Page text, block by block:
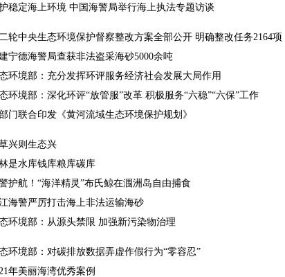
稳定海上环境 中国海警局举行海上执法专题访谈
轮中央生态环境保护督察整改方案全部公开 明确整改任务2164项
宁德海警局查获非法盗采海砂5000余吨
环境部：充分发挥环评服务经济社会发展大局作用
环境部：深化环评“放管服”改革 积极服务“六稳”“六保”工作
门联合印发《黄河流域生态环境保护规划》
兴则生态兴
是水库钱库粮库碳库
护航！“海洋精灵”布氏鲸在涠洲岛自由捕食
海警严厉打击海上非法运输海砂
环境部：从源头禁限 加强新污染物治理
环境部：对碳排放数据弄虚作假行为“零容忍”
年美丽海湾优秀案例